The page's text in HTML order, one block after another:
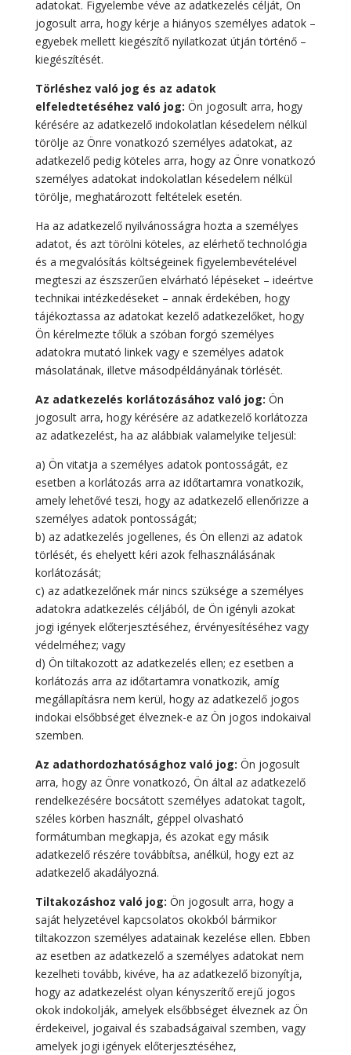
adatokat. Figyelembe véve az adatkezelés célját, Ön
jogosult arra, hogy kérje a hiányos személyes adatok –
egyebek mellett kiegészítő nyilatkozat útján történő –
kiegészítését.
Törléshez való jog és az adatok
elfeledtetéséhez való jog: Ön jogosult arra, hogy
kérésére az adatkezelő indokolatlan késedelem nélkül
törölje az Önre vonatkozó személyes adatokat, az
adatkezelő pedig köteles arra, hogy az Önre vonatkozó
személyes adatokat indokolatlan késedelem nélkül
törölje, meghatározott feltételek esetén.
Ha az adatkezelő nyilvánosságra hozta a személyes
adatot, és azt törölni köteles, az elérhető technológia
és a megvalósítás költségeinek figyelembevételével
megteszi az észszerűen elvárható lépéseket – ideértve
technikai intézkedéseket – annak érdekében, hogy
tájékoztassa az adatokat kezelő adatkezelőket, hogy
Ön kérelmezte tőlük a szóban forgó személyes
adatokra mutató linkek vagy e személyes adatok
másolatának, illetve másodpéldányának törlését.
Az adatkezelés korlátozásához való jog: Ön
jogosult arra, hogy kérésére az adatkezelő korlátozza
az adatkezelést, ha az alábbiak valamelyike teljesül:
a) Ön vitatja a személyes adatok pontosságát, ez
esetben a korlátozás arra az időtartamra vonatkozik,
amely lehetővé teszi, hogy az adatkezelő ellenőrizze a
személyes adatok pontosságát;
b) az adatkezelés jogellenes, és Ön ellenzi az adatok
törlését, és ehelyett kéri azok felhasználásának
korlátozását;
c) az adatkezelőnek már nincs szüksége a személyes
adatokra adatkezelés céljából, de Ön igényli azokat
jogi igények előterjesztéséhez, érvényesítéséhez vagy
védelméhez; vagy
d) Ön tiltakozott az adatkezelés ellen; ez esetben a
korlátozás arra az időtartamra vonatkozik, amíg
megállapításra nem kerül, hogy az adatkezelő jogos
indokai elsőbbséget élveznek-e az Ön jogos indokaival
szemben.
Az adathordozhatósághoz való jog: Ön jogosult
arra, hogy az Önre vonatkozó, Ön által az adatkezelő
rendelkezésére bocsátott személyes adatokat tagolt,
széles körben használt, géppel olvasható
formátumban megkapja, és azokat egy másik
adatkezelő részére továbbítsa, anélkül, hogy ezt az
adatkezelő akadályozná.
Tiltakozáshoz való jog: Ön jogosult arra, hogy a
saját helyzetével kapcsolatos okokból bármikor
tiltakozzon személyes adatainak kezelése ellen. Ebben
az esetben az adatkezelő a személyes adatokat nem
kezelheti tovább, kivéve, ha az adatkezelő bizonyítja,
hogy az adatkezelést olyan kényszerítő erejű jogos
okok indokolják, amelyek elsőbbséget élveznek az Ön
érdekeivel, jogaival és szabadságaival szemben, vagy
amelyek jogi igények előterjesztéséhez,